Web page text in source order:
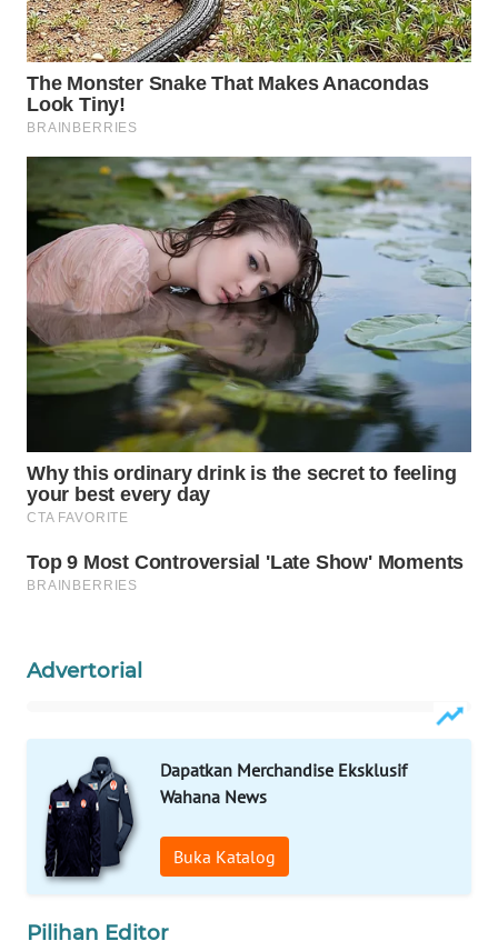
Advertorial
Dapatkan Merchandise Eksklusif
Wahana News
Buka Katalog
Pilihan Editor
WAHANA
TANI
WAHANA
WAHANA
INFRASTRUKTUR
WAHANA
KONSUMEN
WAHANA
LISTRIK
WAHANA
TRAVEL
WAHANA
TV
WAHANANEWS
NET
WAHANA
SPORT
WAHANA